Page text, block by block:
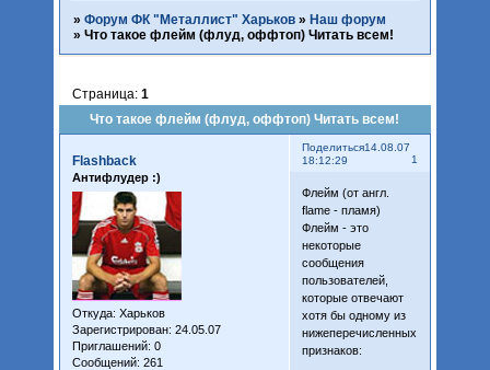
» Форум ФК "Металлист" Харьков » Наш форум
» Что такое флейм (флуд, оффтоп) Читать всем!
Что такое флейм (флуд, оффтоп) Читать всем!
Страница: 1
Поделиться
1
14.08.07
18:12:29
Flashback
Антифлудер :)
Откуда: Харьков
Зарегистрирован: 24.05.07
Приглашений: 0
Сообщений: 261
Флейм (от англ.
flame - пламя)
Флейм - это
некоторые
сообщения
пользователей,
которые отвечают
хотя бы одному из
нижеперечисленных
признаков: